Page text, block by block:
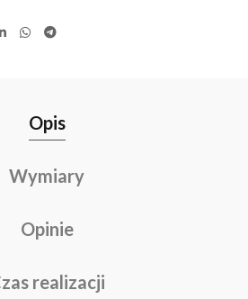
Opis
Wymiary
Opinie
realizacji